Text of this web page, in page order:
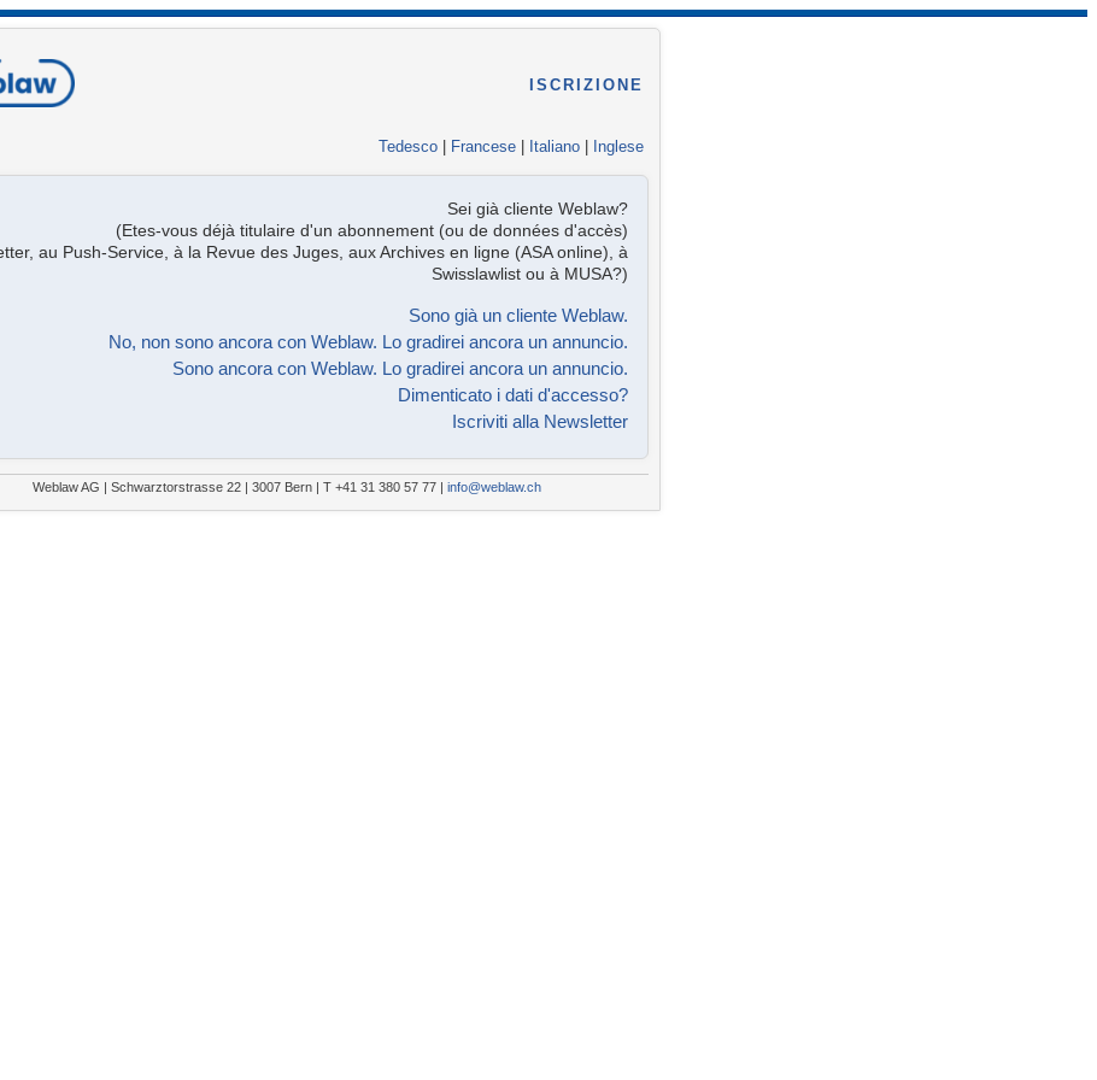
ISCRIZIONE
Tedesco Francese Italiano Inglese
Sei già cliente Weblaw?
(Etes-vous déjà titulaire d'un abonnement (ou de données d'accès)
au Push-Service, à la Revue des Juges, aux Archives en ligne (ASA online), à
Swisslawlist ou à MUSA?)
Sono già un cliente Weblaw.
No, non sono ancora con Weblaw. Lo gradirei ancora un annuncio.
Sono ancora con Weblaw. Lo gradirei ancora un annuncio.
Dimenticato i dati d'accesso?
Iscriviti alla Newsletter
Weblaw AG | Schwarztorstrasse 22 | 3007 Bern | T +41 31 380 57 77 | info@weblaw.ch